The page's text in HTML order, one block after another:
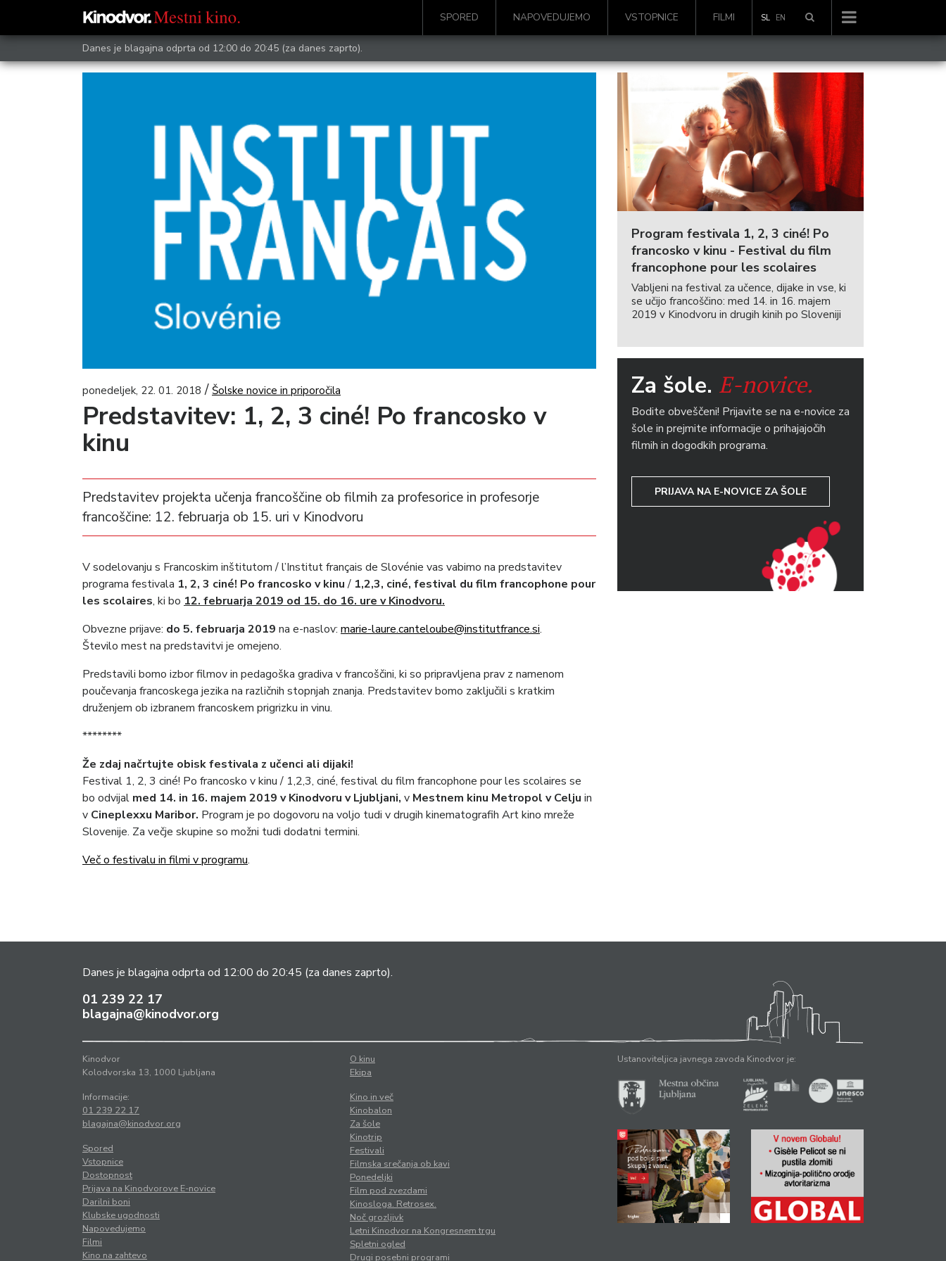
SPORED NAPOVEDUJEMO VSTOPNICE FILMI SL EN
Danes je blagajna odprta od 12:00 do 20:45 (za danes zaprto).
ponedeljek, 22. 01. 2018 / Šolske novice in priporočila
Predstavitev: 1, 2, 3 ciné! Po francosko v
kinu
Predstavitev projekta učenja francoščine ob filmih za profesorice in profesorje
francoščine: 12. februarja ob 15. uri v Kinodvoru
V sodelovanju s Francoskim inštitutom / l’Institut français de Slovénie vas vabimo na predstavitev
programa festivala 1, 2, 3 ciné! Po francosko v kinu/ 1,2,3, ciné, festival du film francophone pour
les scolaires, ki bo 12. februarja 2019 od 15. do 16. ure v Kinodvoru.
Obvezne prijave: do 5. februarja 2019 na e-naslov: marie-laure.canteloube@institutfrance.si.
Število mest na predstavitvi je omejeno.
Predstavili bomo izbor filmov in pedagoška gradiva v francoščini, ki so pripravljena prav z namenom
poučevanja francoskega jezika na različnih stopnjah znanja. Predstavitev bomo zaključili s kratkim
druženjem ob izbranem francoskem prigrizku in vinu.
********
Že zdaj načrtujte obisk festivala z učenci ali dijaki!
Festival 1, 2, 3 ciné! Po francosko v kinu / 1,2,3, ciné, festival du film francophone pour les scolaires se
bo odvijal med 14. in 16. majem 2019 v Kinodvoru v Ljubljani, v Mestnem kinu Metropol v Celju in
v Cineplexxu Maribor. Program je po dogovoru na voljo tudi v drugih kinematografih Art kino mreže
Slovenije. Za večje skupine so možni tudi dodatni termini.
Več o festivalu in filmi v programu.
Program festivala 1, 2, 3 ciné! Po
francosko v kinu - Festival du film
francophone pour les scolaires
Vabljeni na festival za učence, dijake in vse, ki
se učijo francoščino: med 14. in 16. majem
2019 v Kinodvoru in drugih kinih po Sloveniji
Za šole. E-novice.
Bodite obveščeni! Prijavite se na e-novice za
šole in prejmite informacije o prihajajočih
filmih in dogodkih programa.
PRIJAVA NA E-NOVICE ZA ŠOLE
Danes je blagajna odprta od 12:00 do 20:45 (za danes zaprto).
01 239 22 17
blagajna@kinodvor.org
Kinodvor
Kolodvorska 13, 1000 Ljubljana
Informacije:
01 239 22 17
blagajna@kinodvor.org
Spored
Vstopnice
Dostopnost
Prijava na Kinodvorove E-novice
Darilni boni
Klubske ugodnosti
Napovedujemo
Filmi
Kino na zahtevo
O kinu
Ekipa
Kino in več
Kinobalon
Za šole
Kinotrip
Festivali
Filmska srečanja ob kavi
Ponedeljki
Film pod zvezdami
Kinosloga. Retrosex.
Noč grozljivk
Letni Kinodvor na Kongresnem trgu
Spletni ogled
Drugi posebni programi
Ustanoviteljica javnega zavoda Kinodvor je: